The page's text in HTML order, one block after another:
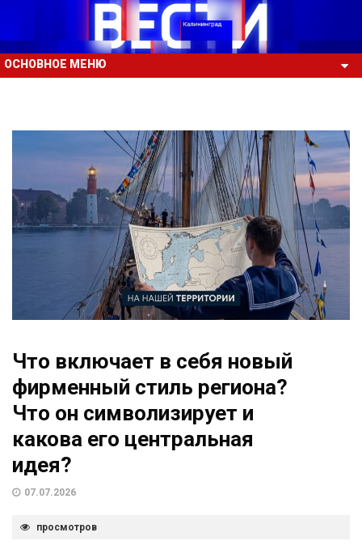
ОСНОВНОЕ МЕНЮ
Что включает в себя новый
фирменный стиль региона?
Что он символизирует и
какова его центральная
идея?
07.07.2026
просмотров